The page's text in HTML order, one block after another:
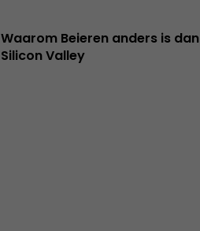
Waarom Beieren anders is dan
Silicon Valley